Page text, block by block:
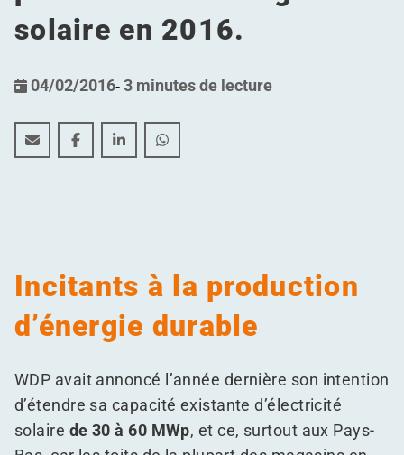
solaire en 2016.
04/02/2016-3 minutes de lecture
WDP veut doubler son portefeuille d’énergie solaire
WDP veut doubler son portefeuille d’énergie
WDP veut doubler son portefeuille
WDP veut doubler son portefeuille
Incitants à la production
d’énergie durable
WDP avait annoncé l’année dernière son intention
d’étendre sa capacité existante d’électricité
solaire de 30 à 60 MWp, et ce, surtout aux Pays-